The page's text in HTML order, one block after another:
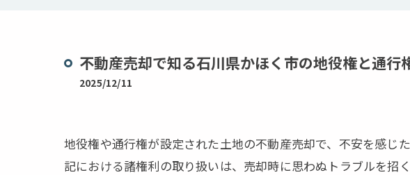
不動産売却で知る石川県かほく市の地役権と通行
2025/12/11
地役権や通行権が設定された土地の不動産売却で、不安を感じ
記における諸権利の取り扱いは、売却時に思わぬトラブルを招